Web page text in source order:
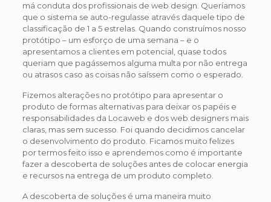
má conduta dos profissionais de web design. Queríamos
que o sistema se auto-regulasse através daquele tipo de
classificação de 1 a 5 estrelas. Quando construímos nosso
protótipo – um esforço de uma semana – e o
apresentamos a clientes em potencial, quase todos
queriam que pagássemos alguma multa por não entrega
ou atrasos caso as coisas não saíssem como o esperado.
Fizemos alterações no protótipo para apresentar o
produto de formas alternativas para deixar os papéis e
responsabilidades da Locaweb e dos web designers mais
claras, mas sem sucesso. Foi quando decidimos cancelar
o desenvolvimento do produto. Ficamos muito felizes
por termos feito isso e aprendemos como é importante
fazer a descoberta de soluções antes de colocar energia
e recursos na entrega de um produto completo.
A descoberta de soluções é uma maneira muito